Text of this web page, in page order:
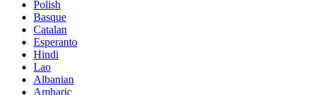
Polish
Basque
Catalan
Esperanto
Hindi
Lao
Albanian
Amharic